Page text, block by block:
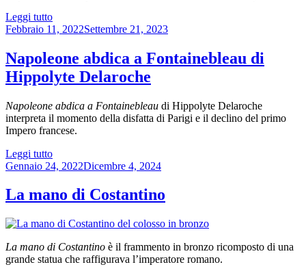
Leggi tutto“Napoleone
I
imperatore
romano
di
Louis
Barye”
Pubblicato
Febbraio 11, 2022Settembre 21, 2023
Napoleone abdica a Fontainebleau di
Hippolyte Delaroche
Napoleone abdica a Fontainebleau di Hippolyte Delaroche
interpreta il momento della disfatta di Parigi e il declino del primo
Impero francese.
Leggi tutto“Napoleone
abdica
Fontainebleau
di
Delaroche”
Pubblicato
Gennaio 24, 2022Dicembre 4, 2024
La mano di Costantino
La mano di Costantino è il frammento in bronzo ricomposto di una
grande statua che raffigurava l’imperatore romano.